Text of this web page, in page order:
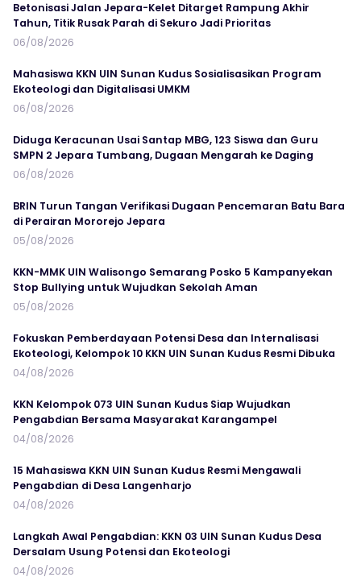
Betonisasi Jalan Jepara-Kelet Ditarget Rampung Akhir
Tahun, Titik Rusak Parah di Sekuro Jadi Prioritas
06/08/2026
Mahasiswa KKN UIN Sunan Kudus Sosialisasikan Program
Ekoteologi dan Digitalisasi UMKM
06/08/2026
Diduga Keracunan Usai Santap MBG, 123 Siswa dan Guru
SMPN 2 Jepara Tumbang, Dugaan Mengarah ke Daging
06/08/2026
BRIN Turun Tangan Verifikasi Dugaan Pencemaran Batu Bara
di Perairan Mororejo Jepara
05/08/2026
KKN-MMK UIN Walisongo Semarang Posko 5 Kampanyekan
Stop Bullying untuk Wujudkan Sekolah Aman
05/08/2026
Fokuskan Pemberdayaan Potensi Desa dan Internalisasi
Ekoteologi, Kelompok 10 KKN UIN Sunan Kudus Resmi Dibuka
04/08/2026
KKN Kelompok 073 UIN Sunan Kudus Siap Wujudkan
Pengabdian Bersama Masyarakat Karangampel
04/08/2026
15 Mahasiswa KKN UIN Sunan Kudus Resmi Mengawali
Pengabdian di Desa Langenharjo
04/08/2026
Langkah Awal Pengabdian: KKN 03 UIN Sunan Kudus Desa
Dersalam Usung Potensi dan Ekoteologi
04/08/2026